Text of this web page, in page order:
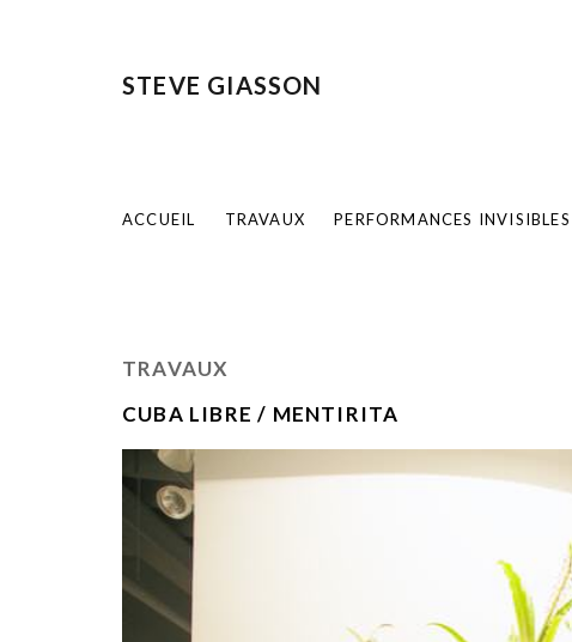
STEVE GIASSON
ACCUEIL TRAVAUX PERFORMANCES INVISIBLES
TRAVAUX
CUBA LIBRE / MENTIRITA